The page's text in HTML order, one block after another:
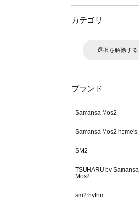
カテゴリ
選択を解除する
ブランド
Samansa Mos2
Samansa Mos2 home's
SM2
TSUHARU by Samansa
Mos2
sm2rhythm